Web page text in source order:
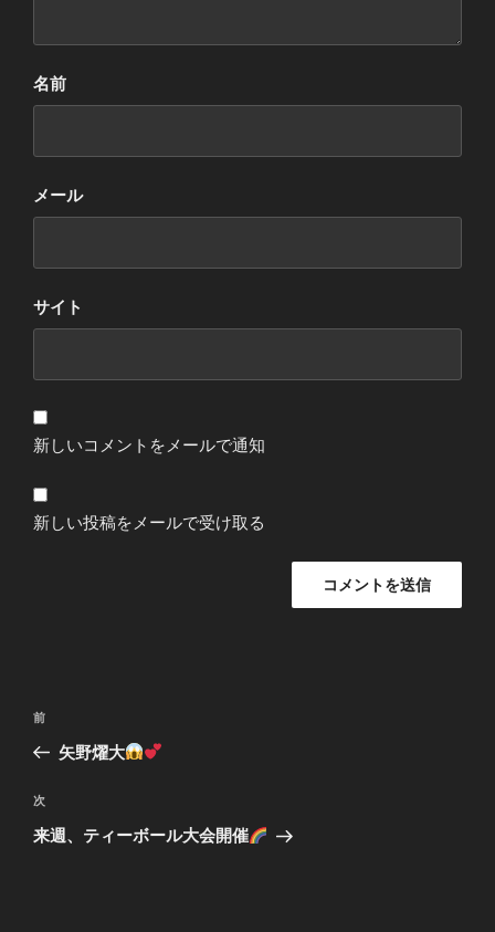
名前
メール
サイト
新しいコメントをメールで通知
新しい投稿をメールで受け取る
投
ビ
ゲ
過
去
投
稿
前
矢野燿大
次
の
次
来週、ティーボール大会開催